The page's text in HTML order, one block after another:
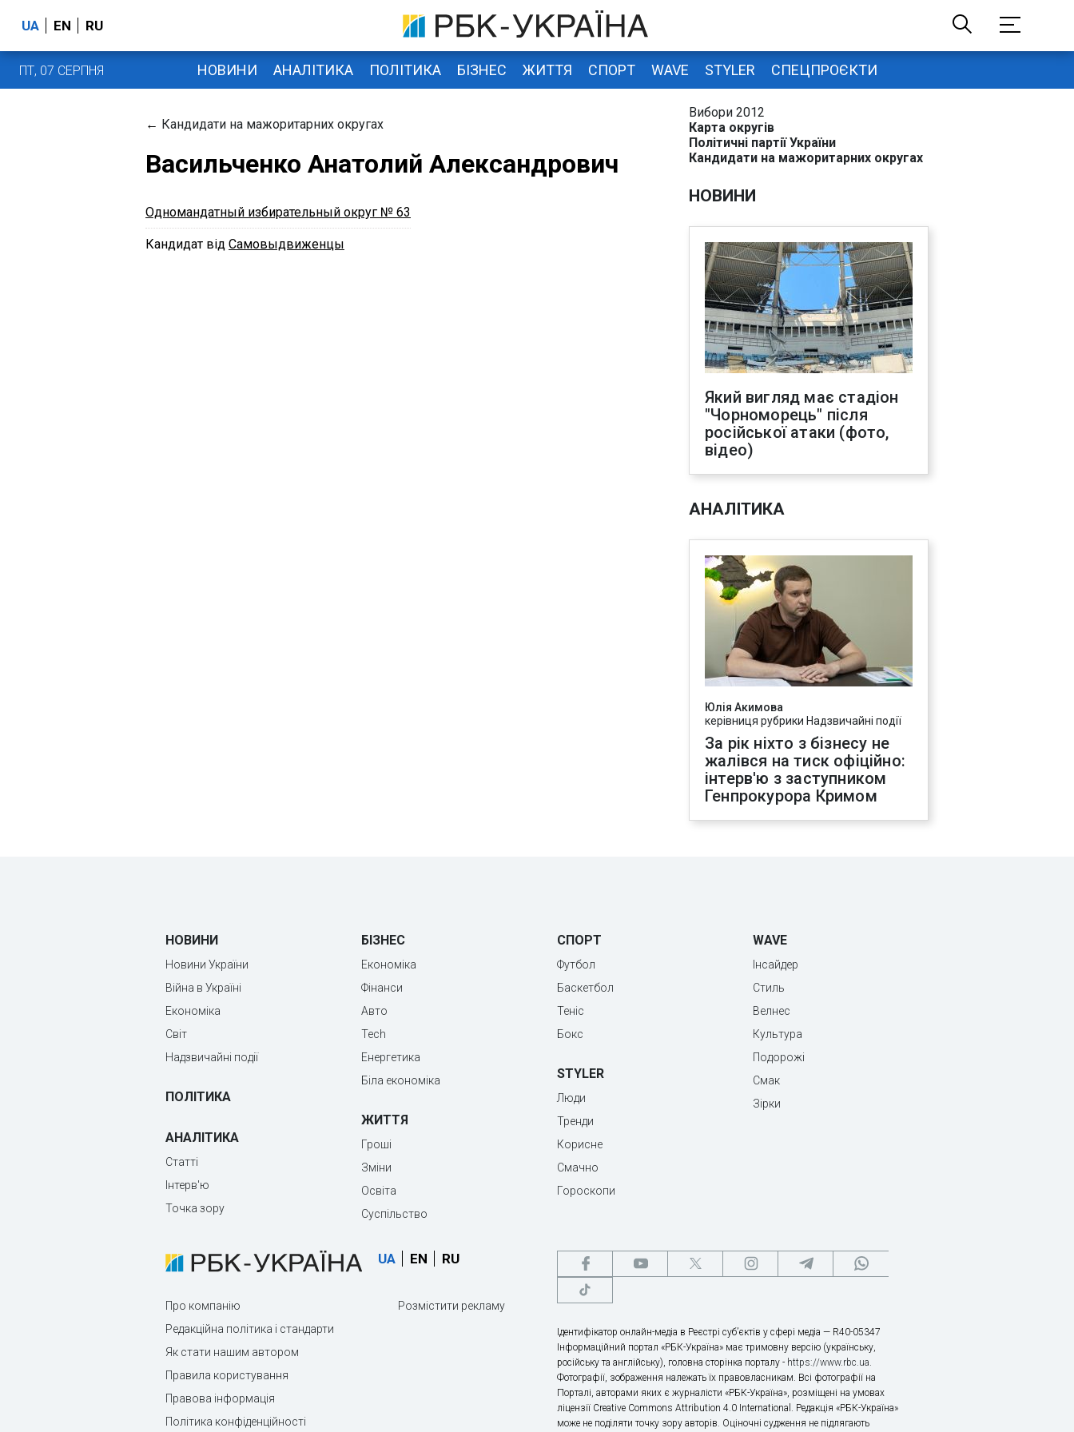
UA EN RU
ПТ, 07 СЕРПНЯ НОВИНИ АНАЛІТИКА ПОЛІТИКА БІЗНЕС ЖИТТЯ СПОРТ WAVE STYLER СПЕЦПРОЄКТИ
← Кандидати на мажоритарних округах
Васильченко Анатолий Александрович
Одномандатный избирательный округ № 63
Кандидат від Самовыдвиженцы
Вибори 2012
Карта округів
Політичні партії України
Кандидати на мажоритарних округах
НОВИНИ
Який вигляд має стадіон
"Чорноморець" після
російської атаки (фото,
відео)
АНАЛІТИКА
Юлія Акимова
керівниця рубрики Надзвичайні події
За рік ніхто з бізнесу не
жалівся на тиск офіційно:
інтерв'ю з заступником
Генпрокурора Кримом
НОВИНИ
Новини України
Війна в Україні
Економіка
Світ
Надзвичайні події
ПОЛІТИКА
АНАЛІТИКА
Статті
Інтерв'ю
Точка зору
БІЗНЕС
Економіка
Фінанси
Авто
Tech
Енергетика
Біла економіка
ЖИТТЯ
Гроші
Зміни
Освіта
Суспільство
СПОРТ
Футбол
Баскетбол
Теніс
Бокс
STYLER
Люди
Тренди
Корисне
Смачно
Гороскопи
WAVE
Інсайдер
Стиль
Велнес
Культура
Подорожі
Смак
Зірки
UA EN RU
Про компанію
Редакційна політика і стандарти
Як стати нашим автором
Правила користування
Правова інформація
Політика конфіденційності
Розмістити рекламу
Ідентифікатор онлайн-медіа в Реєстрі суб’єктів у сфері медіа — R40-05347
Інформаційний портал «РБК-Україна» має тримовну версію (українську,
російську та англійську), головна сторінка порталу - https://www.rbc.ua.
Фотографії, зображення належать їх правовласникам. Всі фотографії на
Порталі, авторами яких є журналісти «РБК-Україна», розміщені на умовах
ліцензії Creative Commons Attribution 4.0 International. Редакція «РБК-Україна»
може не поділяти точку зору авторів. Оціночні судження не підлягають